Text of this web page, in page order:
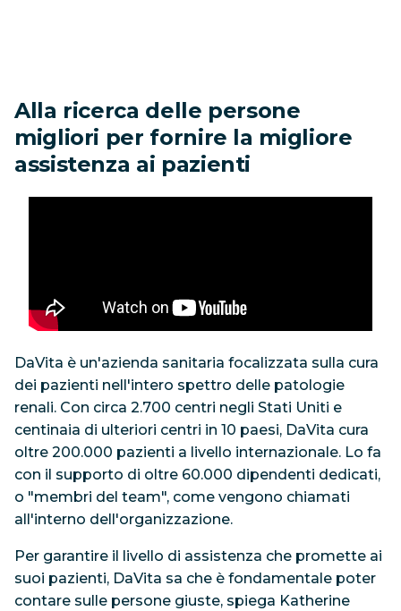
Alla ricerca delle persone
migliori per fornire la migliore
assistenza ai pazienti
DaVita è un'azienda sanitaria focalizzata sulla cura
dei pazienti nell'intero spettro delle patologie
renali. Con circa 2.700 centri negli Stati Uniti e
centinaia di ulteriori centri in 10 paesi, DaVita cura
oltre 200.000 pazienti a livello internazionale. Lo fa
con il supporto di oltre 60.000 dipendenti dedicati,
o "membri del team", come vengono chiamati
all'interno dell'organizzazione.
Per garantire il livello di assistenza che promette ai
suoi pazienti, DaVita sa che è fondamentale poter
contare sulle persone giuste, spiega Katherine